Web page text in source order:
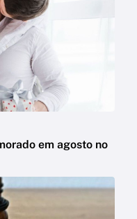
em agosto no